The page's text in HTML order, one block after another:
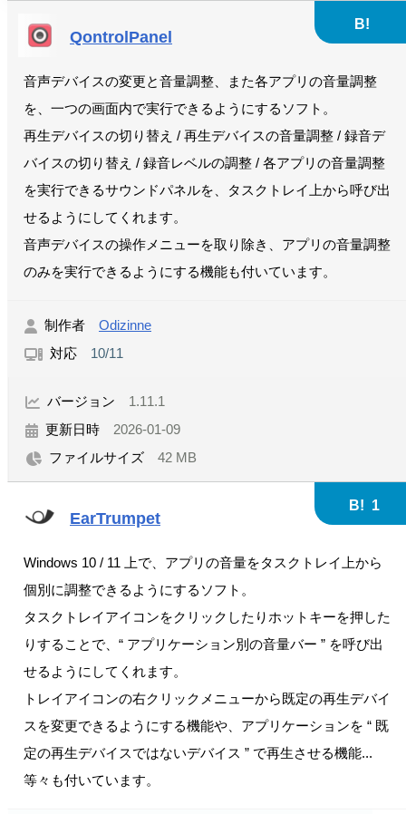
QontrolPanel
B!
音声デバイスの変更と音量調整、また各アプリの音量調整
を、一つの画面内で実行できるようにするソフト。
再生デバイスの切り替え / 再生デバイスの音量調整 / 録音デ
バイスの切り替え / 録音レベルの調整 / 各アプリの音量調整
を実行できるサウンドパネルを、タスクトレイ上から呼び出
せるようにしてくれます。
音声デバイスの操作メニューを取り除き、アプリの音量調整
のみを実行できるようにする機能も付いています。
制作者 Odizinne
対応 10/11
バージョン 1.11.1
更新日時 2026-01-09
ファイルサイズ 42 MB
EarTrumpet
B! 1
Windows 10 / 11 上で、アプリの音量をタスクトレイ上から
個別に調整できるようにするソフト。
タスクトレイアイコンをクリックしたりホットキーを押した
りすることで、“ アプリケーション別の音量バー ” を呼び出
せるようにしてくれます。
トレイアイコンの右クリックメニューから既定の再生デバイ
スを変更できるようにする機能や、アプリケーションを “ 既
定の再生デバイスではないデバイス ” で再生させる機能...
等々も付いています。